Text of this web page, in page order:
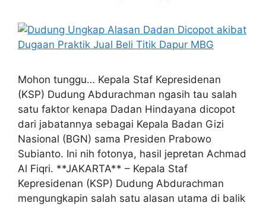
Mohon tunggu… Kepala Staf Kepresidenan
(KSP) Dudung Abdurachman ngasih tau salah
satu faktor kenapa Dadan Hindayana dicopot
dari jabatannya sebagai Kepala Badan Gizi
Nasional (BGN) sama Presiden Prabowo
Subianto. Ini nih fotonya, hasil jepretan Achmad
Al Fiqri. **JAKARTA** – Kepala Staf
Kepresidenan (KSP) Dudung Abdurachman
mengungkapin salah satu alasan utama di balik